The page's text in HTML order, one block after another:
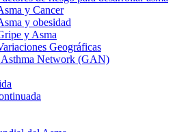
y Cancer
y obesidad
y Asma
Geográficas
Network (GAN)